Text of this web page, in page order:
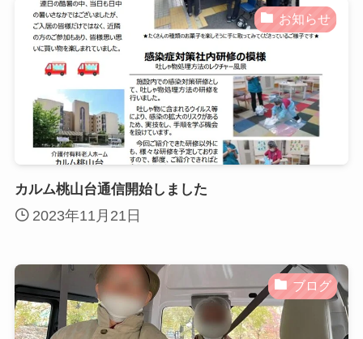
お知らせ
カルム桃山台通信開始しました
2023年11月21日
ブログ